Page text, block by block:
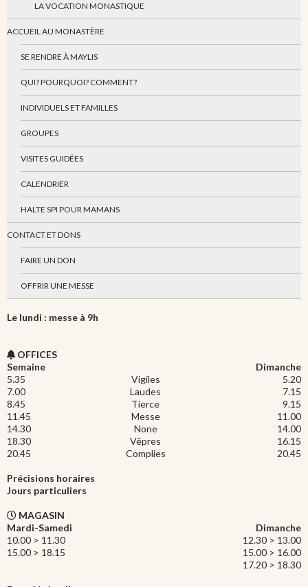
LA VOCATION MONASTIQUE
ACCUEIL AU MONASTÈRE
SE RENDRE À MAYLIS
QUI? POURQUOI? COMMENT?
INDIVIDUELS ET FAMILLES
GROUPES
VISITES GUIDÉES
CALENDRIER
HALTE SPI POUR MAMANS
CONTACT ET DONS
FAIRE UN DON
OFFRIR UNE MESSE
Le lundi : messe à 9h
OFFICES
Semaine
Dimanche
5.35
Vigiles
5.20
7.00
Laudes
7.15
8.45
Tierce
9.15
11.45
Messe
11.00
14.30
None
14.00
18.30
Vêpres
16.15
20.45
Complies 20.45
Précisions horaires
Jours particuliers
MAGASIN
Mardi-Samedi
Dimanche
10.00 > 11.30
12.30 > 13.00
15.00 > 18.15
15.00 > 16.00
17.20 > 18.30